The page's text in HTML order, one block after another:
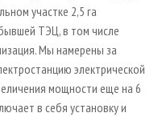
участке 2,5 га
ТЭЦ, в том числе
Мы намерены за
электрической
мощности еще на 6
в себя установку и